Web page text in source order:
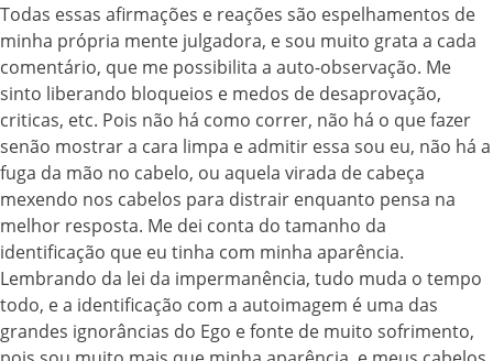
Todas essas afirmações e reações são espelhamentos de
minha própria mente julgadora, e sou muito grata a cada
comentário, que me possibilita a auto-observação. Me
sinto liberando bloqueios e medos de desaprovação,
criticas, etc. Pois não há como correr, não há o que fazer
senão mostrar a cara limpa e admitir essa sou eu, não há a
fuga da mão no cabelo, ou aquela virada de cabeça
mexendo nos cabelos para distrair enquanto pensa na
melhor resposta. Me dei conta do tamanho da
identificação que eu tinha com minha aparência.
Lembrando da lei da impermanência, tudo muda o tempo
todo, e a identificação com a autoimagem é uma das
grandes ignorâncias do Ego e fonte de muito sofrimento,